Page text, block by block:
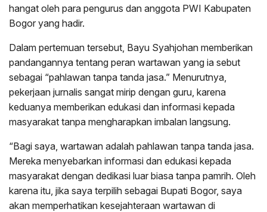
hangat oleh para pengurus dan anggota PWI Kabupaten
Bogor yang hadir.
Dalam pertemuan tersebut, Bayu Syahjohan memberikan
pandangannya tentang peran wartawan yang ia sebut
sebagai “pahlawan tanpa tanda jasa.” Menurutnya,
pekerjaan jurnalis sangat mirip dengan guru, karena
keduanya memberikan edukasi dan informasi kepada
masyarakat tanpa mengharapkan imbalan langsung.
“Bagi saya, wartawan adalah pahlawan tanpa tanda jasa.
Mereka menyebarkan informasi dan edukasi kepada
masyarakat dengan dedikasi luar biasa tanpa pamrih. Oleh
karena itu, jika saya terpilih sebagai Bupati Bogor, saya
akan memperhatikan kesejahteraan wartawan di